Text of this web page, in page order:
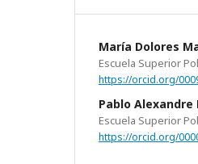
María Dolores
Escuela Superior
https://orcid.org/
Pablo
Escuela Superior
https://orcid.org/